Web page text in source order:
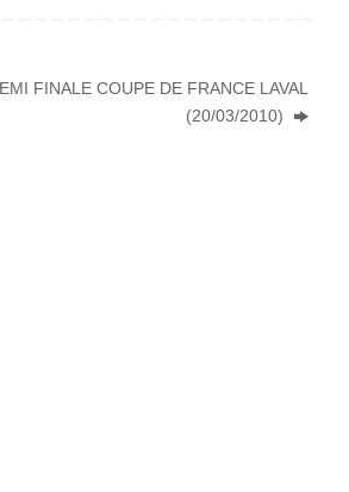
FINALE COUPE DE FRANCE LAVAL
(20/03/2010)